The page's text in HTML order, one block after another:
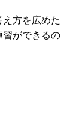
方を広めた
ができるの